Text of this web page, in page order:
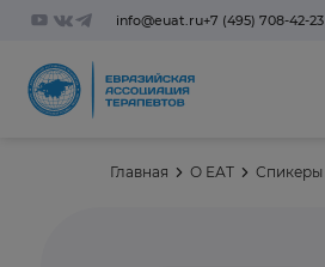
info@euat.ru+7 (495) 708-42-23
Главная О ЕАТ Спикеры